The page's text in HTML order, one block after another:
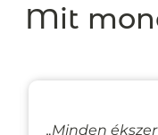
Mit
„Minden